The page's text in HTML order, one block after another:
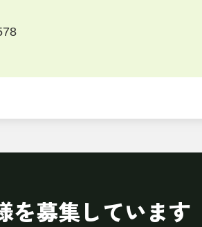
を募集しています